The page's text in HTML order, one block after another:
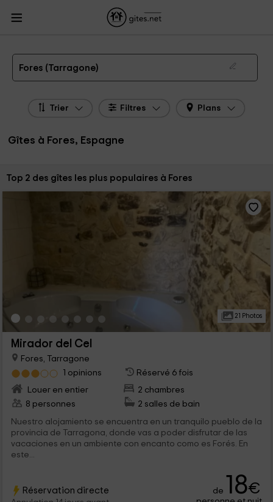
Gites Catalogne
Gîtes à Fores de 2026
Fores (Tarragone)
Trier Filtres Plans
Gîtes à Fores, Espagne
Trier par:
Top 2 des gîtes les plus populaires à Fores
21 Photos
Mirador del Cel
Fores, Tarragone
1 opinions
Réservé 6 fois
Louer en entier
2 chambres
8 personnes
2 salles de bain
Nuestro alojamiento se encuentra en un tranquilo pueblo de la
provincia de Tarragona, donde vas a poder disfrutar de las
vacaciones en un ambiente con encanto como es Forés. En
este...
Réservation directe de 18€